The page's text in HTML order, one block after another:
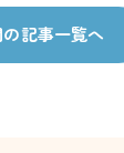
記事一覧へ